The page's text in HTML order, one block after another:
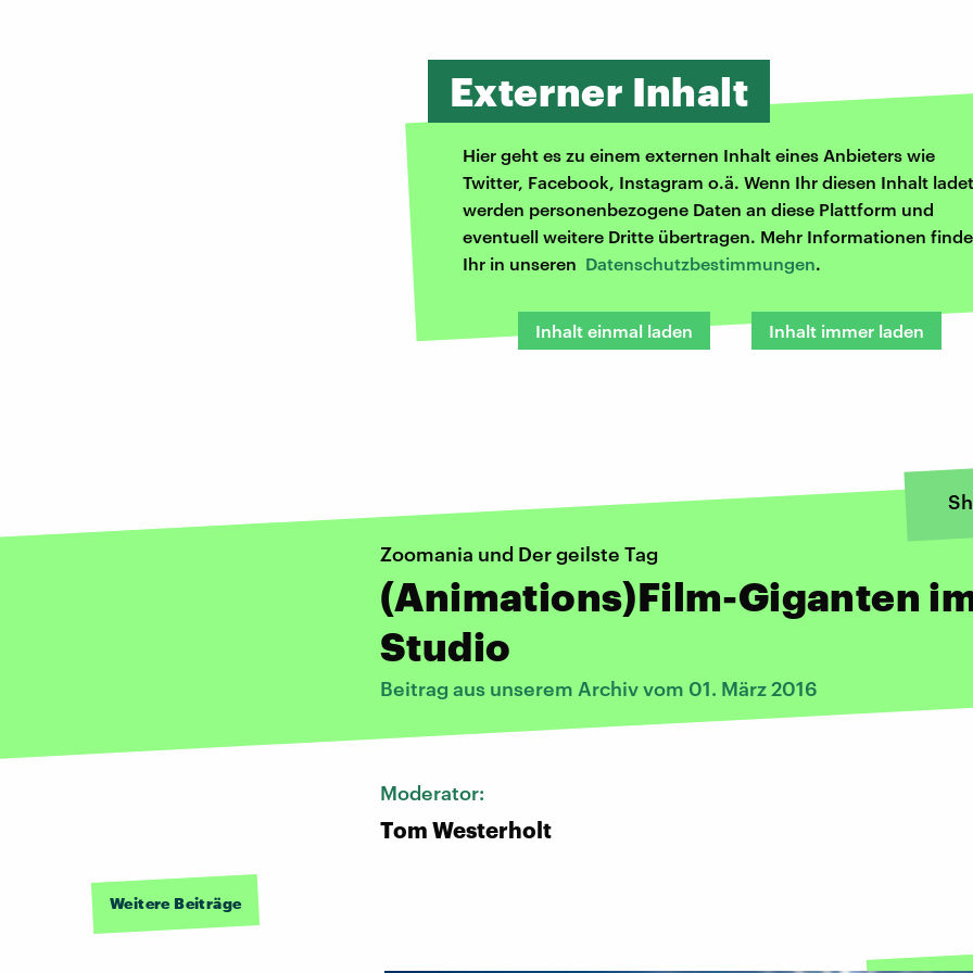
Externer Inhalt
Hier geht es zu einem externen Inhalt eines Anbieters wie
Twitter, Facebook, Instagram o.ä. Wenn Ihr diesen Inhalt
werden personenbezogene Daten an diese Plattform und
eventuell weitere Dritte übertragen. Mehr Informationen
Ihr in unseren Datenschutzbestimmungen.
Inhalt einmal laden Inhalt immer laden
Zoomania und Der geilste Tag
(Animations)Film-Giganten
Studio
Beitrag aus unserem Archiv vom 01. März 2016
Moderator:
Tom Westerholt
Weitere Beiträge